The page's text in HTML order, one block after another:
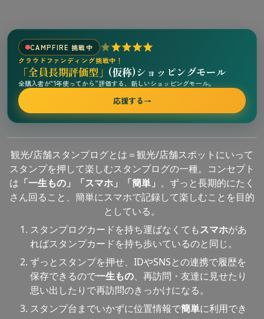
CAMPFIRE 挑戦中
クラウドファンディング挑戦中！
「全員長期評価型」 (仮称)ショッピングモール
全購入者が“1年使ってから”評価する、新しいショッピングモール。
応援する→
観光/店舗スタンプログとは＝観光/店舗スポットにいって
スタンプを押して楽しむスタンプログの一種。コンセプト
は 「一生もの」「スマホ」「簡単」 。ずっと長期的にたく
さん回ること、簡単にスマホで記録して楽しむことを目的
としている。
スタンプログカードを持ち運ばなくてもスマホがあ
ればスタンプカードを持ち歩いているのと同じ。
ずっとスタンプを押せ、IDやSNSとの連携で履歴を
保存できるので一生もの、再訪問・友達に見せたり
思い出したりで再訪問のきっかけになる。
スタンプ台までいかずに位置情報で簡単に利用でき